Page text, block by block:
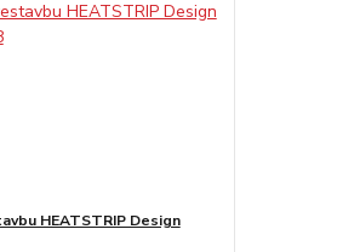
HEATSTRIP Design